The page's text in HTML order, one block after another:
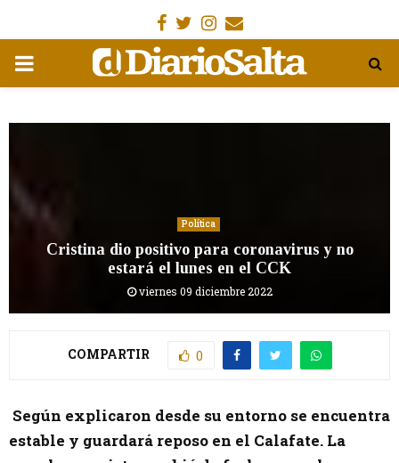
Facebook
Gorjeo
Instagram
Email
MENÚ
Política
Cristina dio positivo para coronavirus y no
estará el lunes en el CCK
viernes 09 diciembre 2022
COMPARTIR 0
Según explicaron desde su entorno se encuentra
estable y guardará reposo en el Calafate. La